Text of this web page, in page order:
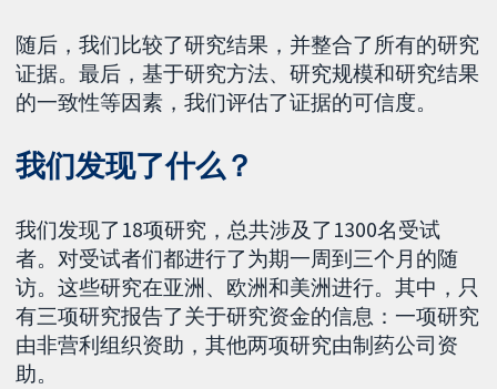
随后，我们比较了研究结果，并整合了所有的研究
证据。最后，基于研究方法、研究规模和研究结果
的一致性等因素，我们评估了证据的可信度。
我们发现了什么？
我们发现了18项研究，总共涉及了1300名受试
者。对受试者们都进行了为期一周到三个月的随
访。这些研究在亚洲、欧洲和美洲进行。其中，只
有三项研究报告了关于研究资金的信息：一项研究
由非营利组织资助，其他两项研究由制药公司资
助。